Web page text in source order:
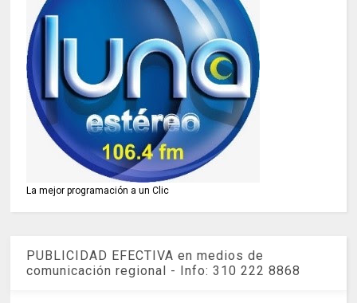
La mejor programación a un Clic
PUBLICIDAD EFECTIVA en medios de
comunicación regional - Info: 310 222 8868